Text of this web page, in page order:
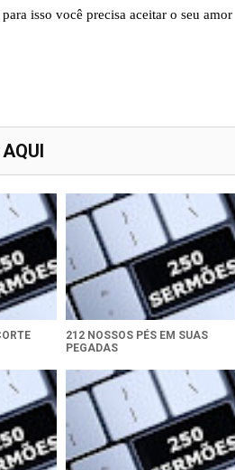
isso você precisa aceitar o seu amor
212 NOSSOS PÉS EM SUAS
PEGADAS